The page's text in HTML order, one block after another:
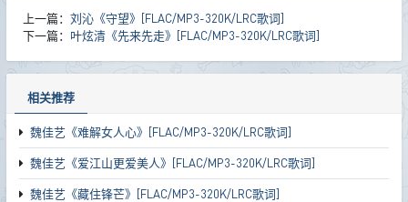
上一篇： 刘沁《守望》[FLAC/MP3-320K/LRC歌词]
下一篇： 叶炫清《先来先走》[FLAC/MP3-320K/LRC歌词]
相关推荐
魏佳艺《难解女人心》[FLAC/MP3-320K/LRC歌词]
魏佳艺《爱江山更爱美人》[FLAC/MP3-320K/LRC歌词]
魏佳艺《藏住锋芒》[FLAC/MP3-320K/LRC歌词]